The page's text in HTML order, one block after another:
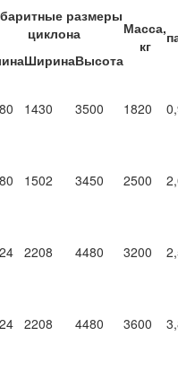
размеры
циклона
Масса,
кг
ШиринаВысота
1430 3500 1820
1502 3450 2500
2208 4480 3200
2208 4480 3600